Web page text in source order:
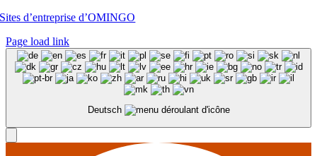
Sites d’entreprise d’OMINGO
Page load link
Deutsch